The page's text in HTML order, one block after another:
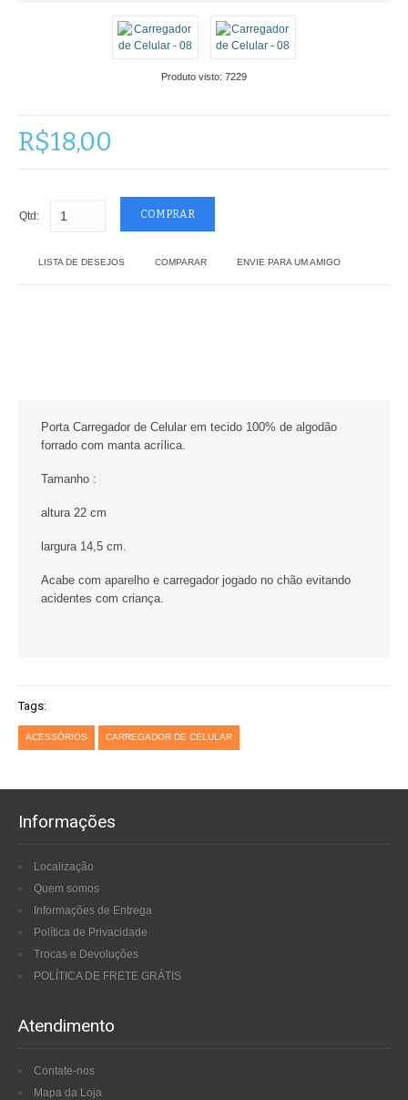
FINALIZAR COMPRA
Produto visto: 7229
R$18,00
Qtd:
LISTA DE DESEJOS COMPARAR ENVIE PARA UM AMIGO
Porta Carregador de Celular em tecido 100% de algodão
forrado com manta acrílica.
Tamanho :
altura 22 cm
largura 14,5 cm.
Acabe com aparelho e carregador jogado no chão evitando
acidentes com criança.
Tags:
ACESSÓRIOS CARREGADOR DE CELULAR
Informações
Localização
Quem somos
Informações de Entrega
Política de Privacidade
Trocas e Devoluções
POLÍTICA DE FRETE GRÁTIS
Atendimento
Contate-nos
Mapa da Loja